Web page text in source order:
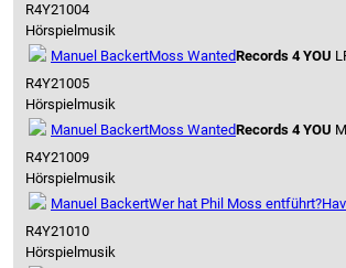
R4Y21004
Hörspielmusik
Manuel BackertMoss WantedRecords 4 YOU
R4Y21005
Hörspielmusik
Manuel BackertMoss WantedRecords 4 YOU
R4Y21009
Hörspielmusik
Manuel BackertWer hat Phil Moss entführt?
R4Y21010
Hörspielmusik